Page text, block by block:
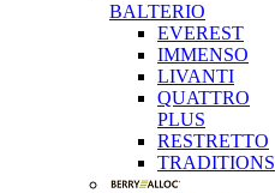
BALTERIO
EVEREST
IMMENSO
LIVANTI
QUATTRO
PLUS
RESTRETTO
TRADITIONS